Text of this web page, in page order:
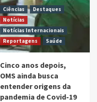
Ciências
Destaques
Notícias
Notícias Internacionais
Reportagens
Saúde
Cinco anos depois,
OMS ainda busca
entender origens da
pandemia de Covid-19